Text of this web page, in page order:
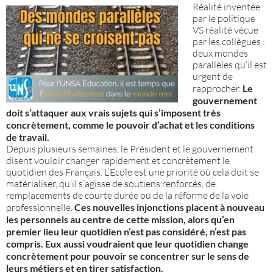
Réalité inventée
par le politique
VS réalité vécue
par les collègues :
deux mondes
parallèles qu’il est
urgent de
rapprocher. Le
gouvernement
doit s’attaquer aux vrais sujets qui s’imposent très
concrètement, comme le pouvoir d’achat et les conditions
de travail.
Depuis plusieurs semaines, le Président et le gouvernement
disent vouloir changer rapidement et concrètement le
quotidien des Français. L’Ecole est une priorité où cela doit se
matérialiser, qu’il s’agisse de soutiens renforcés, de
remplacements de courte durée ou de la réforme de la voie
professionnelle.Ces nouvelles injonctions placent à nouveau
les personnels au centre de cette mission, alors qu’en
premier lieu leur quotidien n’est pas considéré, n’est pas
compris. Eux aussi voudraient que leur quotidien change
concrètement pour pouvoir se concentrer sur le sens de
leurs métiers et en tirer satisfaction.